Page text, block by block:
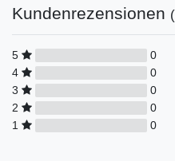
Kundenrezensionen
5
0
4
0
3
0
2
0
1
0